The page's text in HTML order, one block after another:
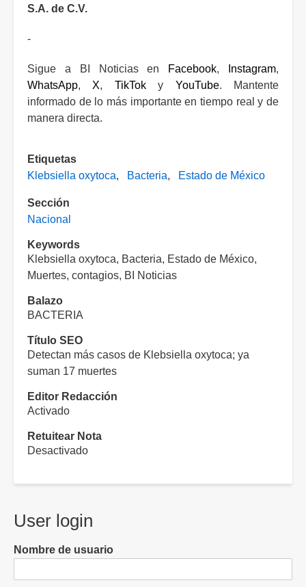
S.A. de C.V.
-
Sigue a BI Noticias en Facebook, Instagram,
WhatsApp, X, TikToky YouTube. Mantente
informado de lo más importante en tiempo real y de
manera directa.
Etiquetas
Klebsiella oxytoca
Bacteria Estado de México
Sección
Nacional
Keywords
Klebsiella oxytoca, Bacteria, Estado de México,
Muertes, contagios, BI Noticias
Balazo
BACTERIA
Título SEO
Detectan más casos de Klebsiella oxytoca; ya
suman 17 muertes
Editor Redacción
Activado
Retuitear Nota
Desactivado
User login
Nombre de usuario